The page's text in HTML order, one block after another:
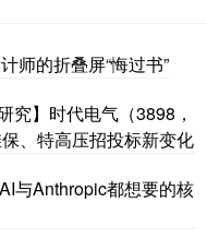
师的折叠屏“悔过书”
究】时代电气（3898，
、特高压招投标新变化
与Anthropic都想要的核